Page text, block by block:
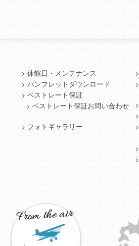
休館日・メンテナンス
パンフレットダウンロード
ベストレート保証
ベストレート保証お問い合わせ
フォトギャラリー